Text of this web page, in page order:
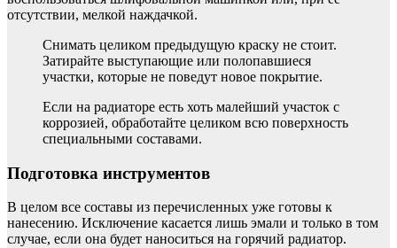
отсутствии, мелкой наждачкой.
Снимать целиком предыдущую краску не стоит.
Затирайте выступающие или полопавшиеся
участки, которые не поведут новое покрытие.
Если на радиаторе есть хоть малейший участок с
коррозией, обработайте целиком всю поверхность
специальными составами.
Подготовка инструментов
В целом все составы из перечисленных уже готовы к
нанесению. Исключение касается лишь эмали и только в том
случае, если она будет наноситься на горячий радиатор.